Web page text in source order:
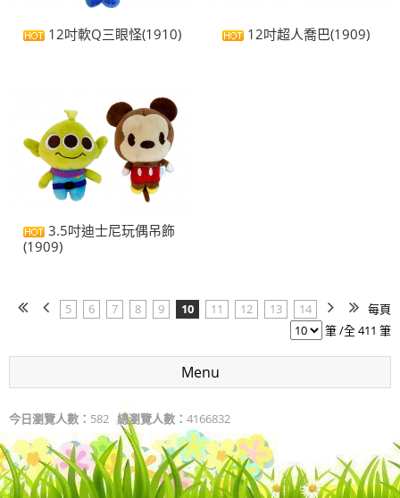
12吋軟Q三眼怪(1910) 12吋超人喬巴(1909)
3.5吋迪士尼玩偶吊飾
(1909)
5 6 7 8 9 10 11 12 13 14
每頁
筆 /全 411 筆
Menu
今日瀏覽人數： 582 總瀏覽人數： 4166832